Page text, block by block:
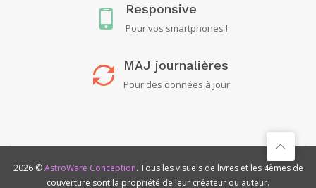
Responsive
Pour vos smartphones !
MAJ journalières
Pour des données à jour
2026 ©AstroWare Conception. Tous les visuels de livres et les 4èmes de
couverture sont la propriété de leur créateur ou auteur.